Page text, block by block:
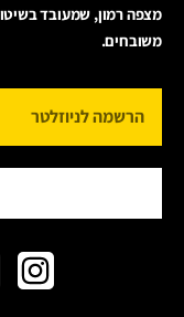
מצפה רמון, שמעובד
משובחים.